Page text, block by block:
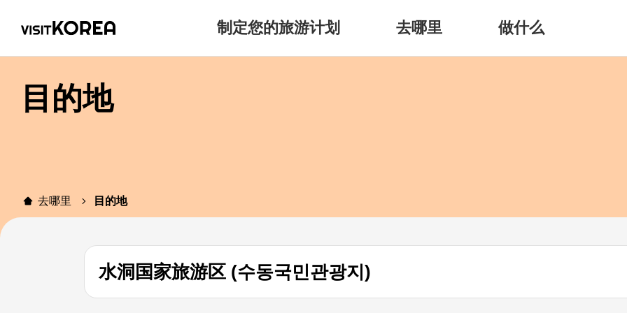
制定您的旅游计划 去哪里 做什么
目的地
去哪里 目的地
水洞国家旅游区 (수동국민관광지)